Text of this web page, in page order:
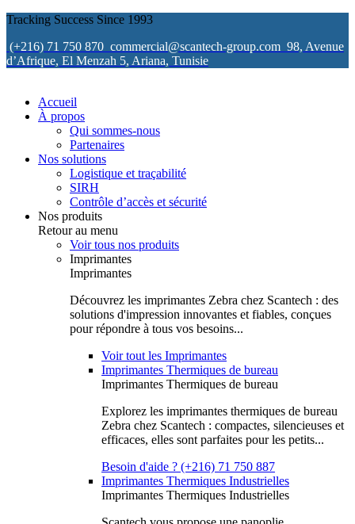
Tracking Success Since 1993
(+216) 71 750 870 commercial@scantech-group.com 98, Avenue
d’Afrique, El Menzah 5, Ariana, Tunisie
Accueil
À propos
Qui sommes-nous
Partenaires
Nos solutions
Logistique et traçabilité
SIRH
Contrôle d’accès et sécurité
Nos produits
Retour au menu
Voir tous nos produits
Imprimantes
Imprimantes
Découvrez les imprimantes Zebra chez Scantech : des
solutions d'impression innovantes et fiables, conçues
pour répondre à tous vos besoins...
Voir tout les Imprimantes
Imprimantes Thermiques de bureau
Imprimantes Thermiques de bureau
Explorez les imprimantes thermiques de bureau
Zebra chez Scantech : compactes, silencieuses et
efficaces, elles sont parfaites pour les petits...
Besoin d'aide ? (+216) 71 750 887
Imprimantes Thermiques Industrielles
Imprimantes Thermiques Industrielles